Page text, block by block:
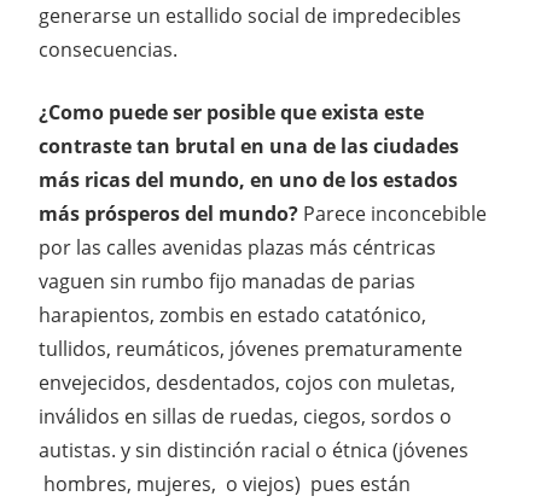
generarse un estallido social de impredecibles
consecuencias.
¿Como puede ser posible que exista este
contraste tan brutal en una de las ciudades
más ricas del mundo, en uno de los estados
más prósperos del mundo? Parece inconcebible
por las calles avenidas plazas más céntricas
vaguen sin rumbo fijo manadas de parias
harapientos, zombis en estado catatónico,
tullidos, reumáticos, jóvenes prematuramente
envejecidos, desdentados, cojos con muletas,
inválidos en sillas de ruedas, ciegos, sordos o
autistas. y sin distinción racial o étnica (jóvenes
hombres, mujeres, o viejos) pues están